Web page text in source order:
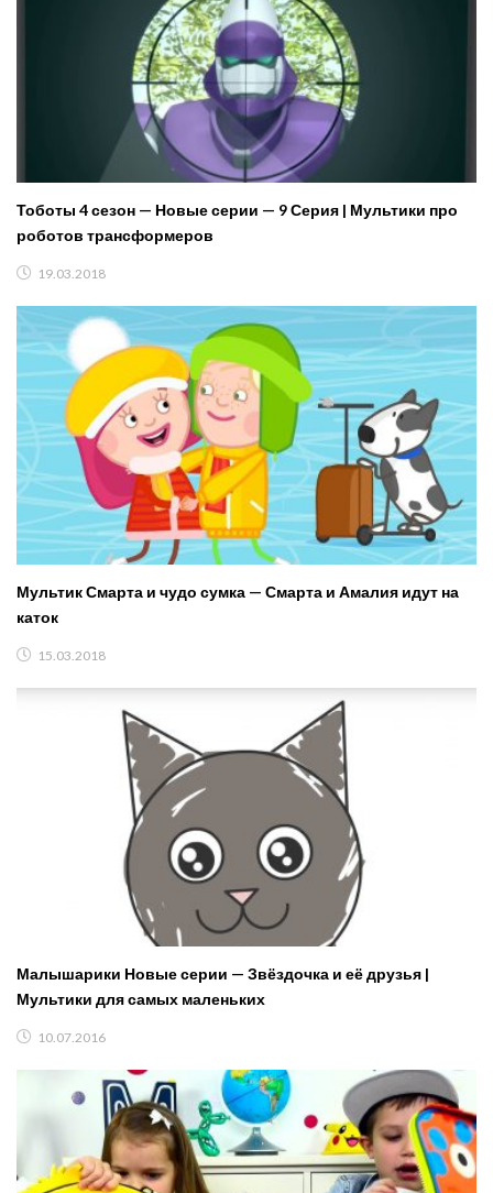
Тоботы 4 сезон — Новые серии — 9 Серия | Мультики про
роботов трансформеров
19.03.2018
Мультик Смарта и чудо сумка — Смарта и Амалия идут на
каток
15.03.2018
Малышарики Новые серии — Звёздочка и её друзья |
Мультики для самых маленьких
10.07.2016